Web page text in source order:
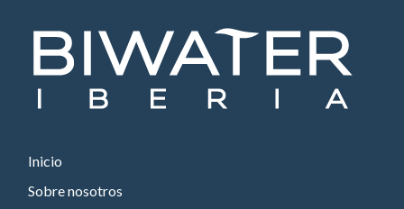
Inicio
Sobre nosotros